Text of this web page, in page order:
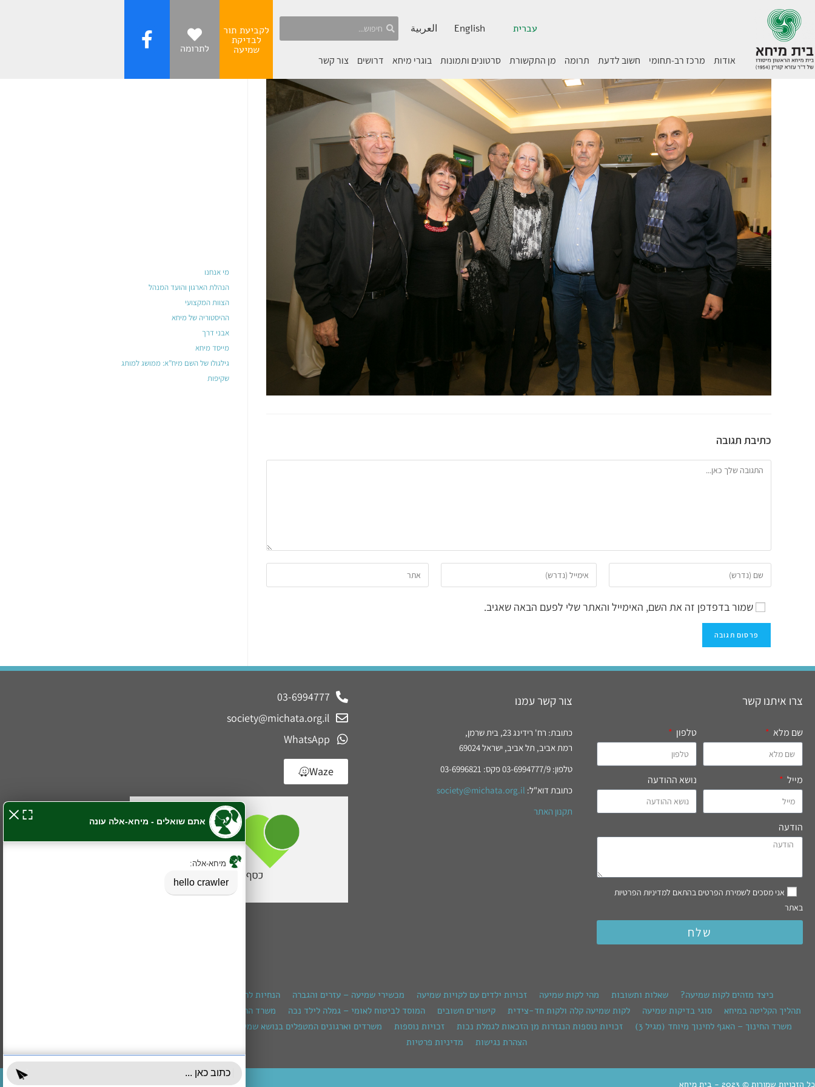
עברית English العربية
אודות מרכז רב-תחומי חשוב לדעת תרומה מן התקשורת סרטונים ותמונות בוגרי מיחא דרושים צור קשר
לקביעת תור
לבדיקת
שמיעה לתרומה
כתיבת תגובה
שמור בדפדפן זה את השם, האימייל והאתר שלי לפעם הבאה שאגיב.
מי אנחנו
הנהלת הארגון והועד המנהל
הצוות המקצועי
ההיסטוריה של מיחא
אבני דרך
מייסד מיחא
גילגולו של השם מיח”א: ממושג למותג
שקיפות
צרו איתנו קשר
שם מלא טלפון
מייל נושא ההודעה
הודעה
אני מסכים לשמירת הפרטים בהתאם למדיניות הפרטיות
באתר
שלח
צור קשר עמנו
כתובת: רח' רידינג 23, בית שרמן,
רמת אביב, תל אביב, ישראל 69024
טלפון: 03-6994777/9 פקס: 03-6996821
כתובת דוא"ל: society@michata.org.il
תקנון האתר
03-6994777
society@michata.org.il
WhatsApp
Waze
כיצד מזהים לקות שמיעה? שאלות ותשובות מהי לקות שמיעה זכויות ילדים עם לקויות שמיעה מכשירי שמיעה – עזרים והגברה
הנחיות להרכבת מכשיר שמיעה
תהליך הקליטה במיחא
סוגי בדיקות שמיעה לקות שמיעה קלה ולקות חד-צידית קישורים חשובים המוסד לביטוח לאומי – גמלה לילד נכה
משרד הרווחה (מגיל חצי שנה עד גיל 3)
משרד החינוך – האגף לחינוך מיוחד (מגיל 3)
זכויות נוספות הנגזרות מן הזכאות לגמלת נכות זכויות נוספות משרדים וארגונים המטפלים בנושא שמירה ומיצוי זכויות
הצהרת נגישות
מדיניות פרטיות
כל הזכויות שמורות © 2023 - בית מיחא